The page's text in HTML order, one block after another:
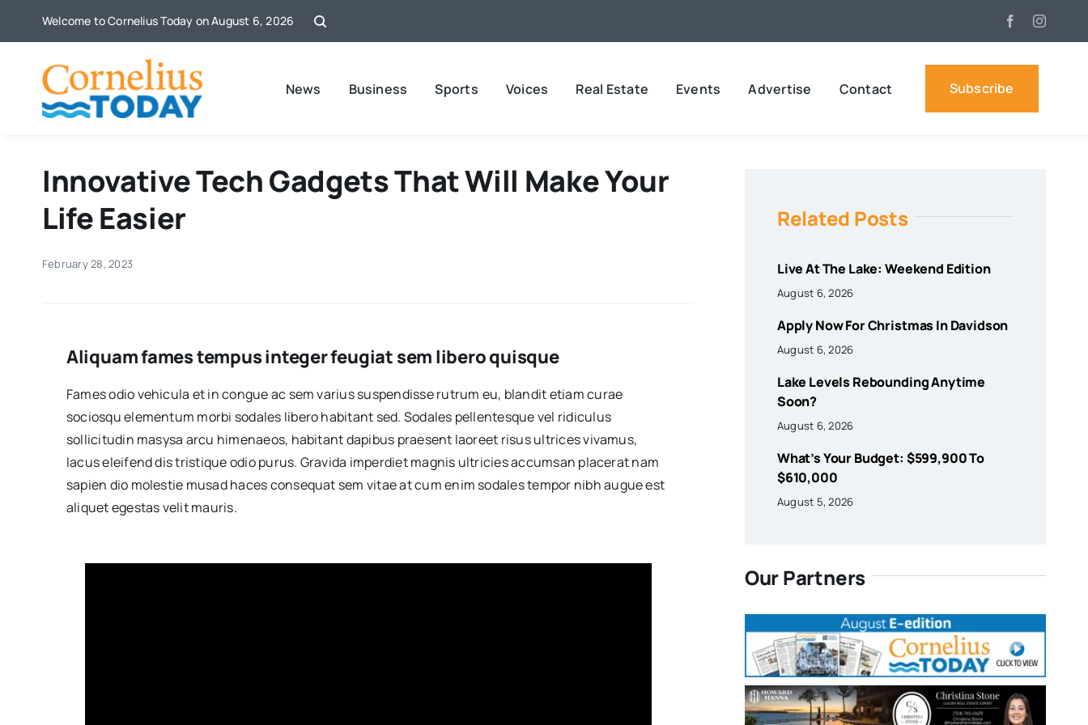
Welcome to Cornelius Today on August 6, 2026
News Business Sports Voices Real Estate Events Advertise Contact Subscribe
Innovative Tech Gadgets That Will Make Your
Life Easier
February 28, 2023
Aliquam fames tempus integer feugiat sem libero quisque
Fames odio vehicula et in congue ac sem varius suspendisse rutrum eu, blandit etiam curae
sociosqu elementum morbi sodales libero habitant sed. Sodales pellentesque vel ridiculus
sollicitudin masysa arcu himenaeos, habitant dapibus praesent laoreet risus ultrices vivamus,
lacus eleifend dis tristique odio purus. Gravida imperdiet magnis ultricies accumsan placerat nam
sapien dio molestie musad haces consequat sem vitae at cum enim sodales tempor nibh augue est
aliquet egestas velit mauris.
Related Posts
Live At The Lake: Weekend Edition
August 6, 2026
Apply Now For Christmas In Davidson
August 6, 2026
Lake Levels Rebounding Anytime
Soon?
August 6, 2026
What’s Your Budget: $599,900 To
$610,000
August 5, 2026
Our Partners